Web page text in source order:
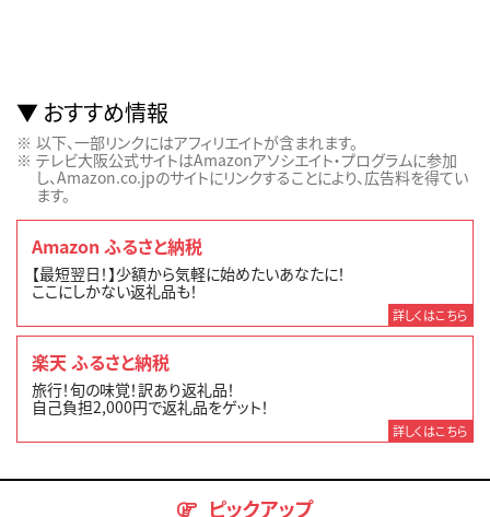
おすすめ情報
以下、一部リンクにはアフィリエイトが含まれます。
テレビ大阪公式サイトはAmazonアソシエイト・プログラムに参加
し、Amazon.co.jpのサイトにリンクすることにより、広告料を得てい
ます。
Amazon ふるさと納税
【最短翌日！】少額から気軽に始めたいあなたに！
ここにしかない返礼品も！
詳しくはこちら
楽天 ふるさと納税
旅行！旬の味覚！訳あり返礼品！
自己負担2,000円で返礼品をゲット！
詳しくはこちら
ピックアップ